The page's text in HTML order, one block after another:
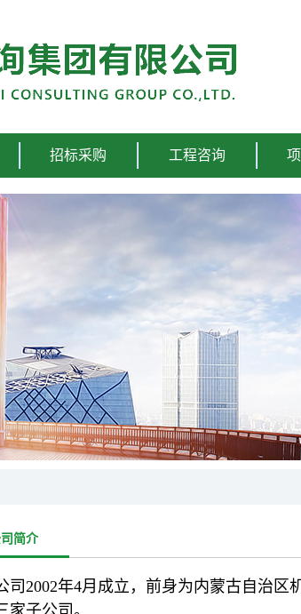
招标采购 工程咨询
简介
司2002年4月成立，前身为内蒙古自治区
家子公司。